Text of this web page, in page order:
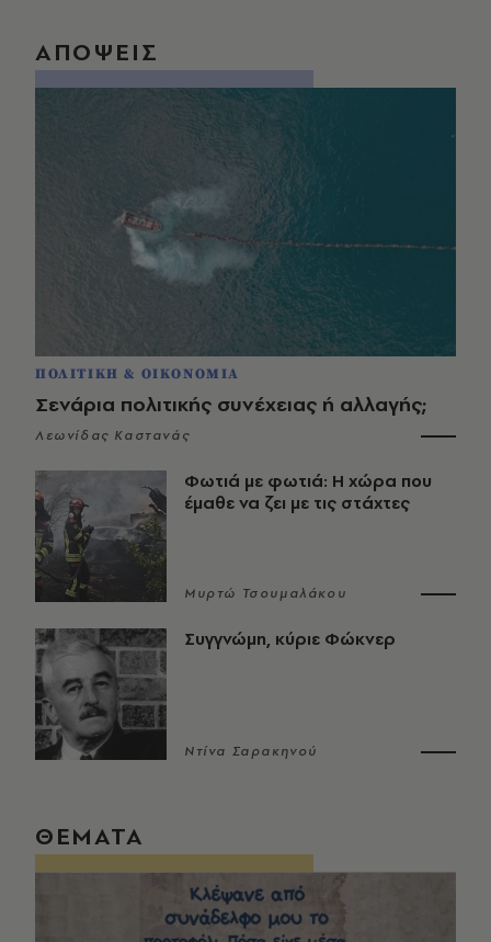
ΑΠΟΨΕΙΣ
ΠΟΛΙΤΙΚΗ & ΟΙΚΟΝΟΜΙΑ
Σενάρια πολιτικής συνέχειας ή αλλαγής;
Λεωνίδας Καστανάς
Φωτιά με φωτιά: Η χώρα που
έμαθε να ζει με τις στάχτες
Μυρτώ Τσουμαλάκου
Συγγνώμη, κύριε Φώκνερ
Ντίνα Σαρακηνού
ΘΕΜΑΤΑ